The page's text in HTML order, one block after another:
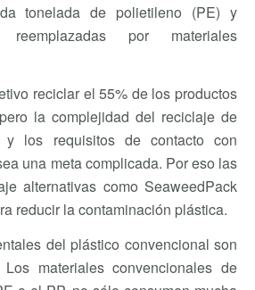
tonelada de polietileno (PE) y
reemplazadas por materiales
reciclar el 55% de los productos
la complejidad del reciclaje de
y los requisitos de contacto con
una meta complicada. Por eso las
alternativas como SeaweedPack
reducir la contaminación plástica.
del plástico convencional son
materiales convencionales de